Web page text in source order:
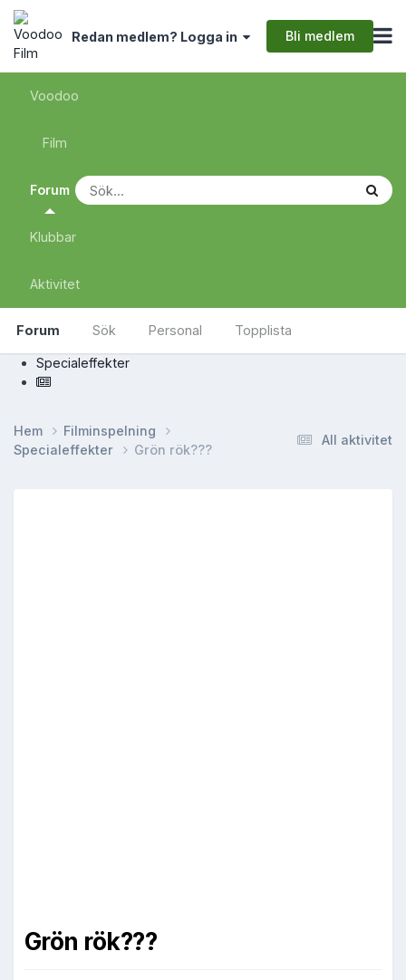
Redan medlem? Logga in Bli medlem
Voodoo
Film
Forum
Forum Sök Personal Topplista
Klubbar
Aktivitet
Specialeffekter
All aktivitet
Hem
Filminspelning
Specialeffekter
Grön rök???
Grön rök???